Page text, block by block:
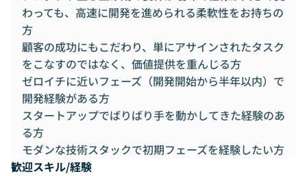
わっても、高速に開発を進められる柔軟性をお持ちの
方
顧客の成功にもこだわり、単にアサインされたタスク
をこなすのではなく、価値提供を重んじる方
ゼロイチに近いフェーズ（開発開始から半年以内）で
開発経験がある方
スタートアップでばりばり手を動かしてきた経験のあ
る方
モダンな技術スタックで初期フェーズを経験したい方
歓迎スキル/経験